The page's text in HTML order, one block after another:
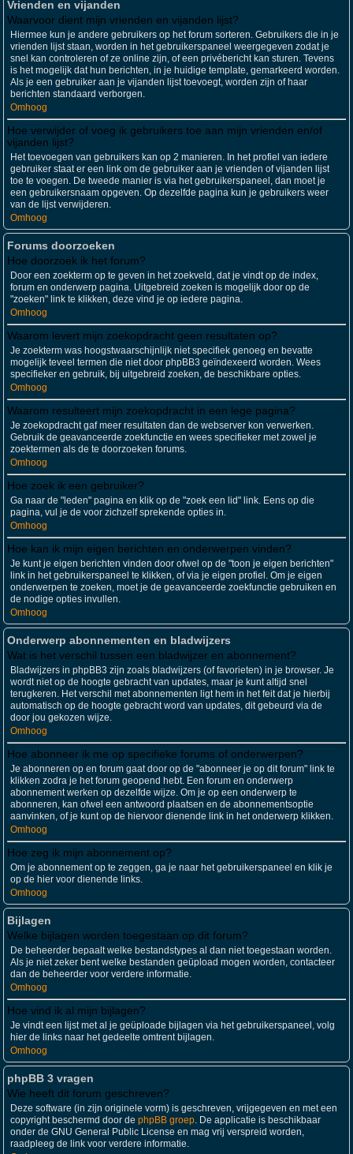
Vrienden en vijanden
Waarvoor dient mijn vrienden en vijanden lijst?
Hiermee kun je andere gebruikers op het forum sorteren. Gebruikers die in je
vrienden lijst staan, worden in het gebruikerspaneel weergegeven zodat je
snel kan controleren of ze online zijn, of een privébericht kan sturen. Tevens
is het mogelijk dat hun berichten, in je huidige template, gemarkeerd worden.
Als je een gebruiker aan je vijanden lijst toevoegt, worden zijn of haar
berichten standaard verborgen.
Omhoog
Hoe verwijder of voeg ik gebruikers toe aan mijn vrienden en/of
vijanden lijst?
Het toevoegen van gebruikers kan op 2 manieren. In het profiel van iedere
gebruiker staat er een link om de gebruiker aan je vrienden of vijanden lijst
toe te voegen. De tweede manier is via het gebruikerspaneel, dan moet je
een gebruikersnaam opgeven. Op dezelfde pagina kun je gebruikers weer
van de lijst verwijderen.
Omhoog
Forums doorzoeken
Hoe doorzoek ik het forum?
Door een zoekterm op te geven in het zoekveld, dat je vindt op de index,
forum en onderwerp pagina. Uitgebreid zoeken is mogelijk door op de
"zoeken" link te klikken, deze vind je op iedere pagina.
Omhoog
Waarom levert mijn zoekopdracht geen resultaten op?
Je zoekterm was hoogstwaarschijnlijk niet specifiek genoeg en bevatte
mogelijk teveel termen die niet door phpBB3 geïndexeerd worden. Wees
specifieker en gebruik, bij uitgebreid zoeken, de beschikbare opties.
Omhoog
Waarom resulteert mijn zoekopdracht in een lege pagina?
Je zoekopdracht gaf meer resultaten dan de webserver kon verwerken.
Gebruik de geavanceerde zoekfunctie en wees specifieker met zowel je
zoektermen als de te doorzoeken forums.
Omhoog
Hoe zoek ik een gebruiker?
Ga naar de "leden" pagina en klik op de "zoek een lid" link. Eens op die
pagina, vul je de voor zichzelf sprekende opties in.
Omhoog
Hoe kan ik mijn eigen berichten en onderwerpen vinden?
Je kunt je eigen berichten vinden door ofwel op de "toon je eigen berichten"
link in het gebruikerspaneel te klikken, of via je eigen profiel. Om je eigen
onderwerpen te zoeken, moet je de geavanceerde zoekfunctie gebruiken en
de nodige opties invullen.
Omhoog
Onderwerp abonnementen en bladwijzers
Wat is het verschil tussen een bladwijzer en abonnement?
Bladwijzers in phpBB3 zijn zoals bladwijzers (of favorieten) in je browser. Je
wordt niet op de hoogte gebracht van updates, maar je kunt altijd snel
terugkeren. Het verschil met abonnementen ligt hem in het feit dat je hierbij
automatisch op de hoogte gebracht word van updates, dit gebeurd via de
door jou gekozen wijze.
Omhoog
Hoe abonneer ik me op specifieke forums of onderwerpen?
Je abonneren op en forum gaat door op de "abonneer je op dit forum" link te
klikken zodra je het forum geopend hebt. Een forum en onderwerp
abonnement werken op dezelfde wijze. Om je op een onderwerp te
abonneren, kan ofwel een antwoord plaatsen en de abonnementsoptie
aanvinken, of je kunt op de hiervoor dienende link in het onderwerp klikken.
Omhoog
Hoe zeg ik mijn abonnement op?
Om je abonnement op te zeggen, ga je naar het gebruikerspaneel en klik je
op de hier voor dienende links.
Omhoog
Bijlagen
Welke bijlagen worden toegestaan op dit forum?
De beheerder bepaalt welke bestandstypes al dan niet toegestaan worden.
Als je niet zeker bent welke bestanden geüpload mogen worden, contacteer
dan de beheerder voor verdere informatie.
Omhoog
Hoe vind ik al mijn bijlagen?
Je vindt een lijst met al je geüploade bijlagen via het gebruikerspaneel, volg
hier de links naar het gedeelte omtrent bijlagen.
Omhoog
phpBB 3 vragen
Wie heeft dit forum geschreven?
Deze software (in zijn originele vorm) is geschreven, vrijgegeven en met een
copyright beschermd door de phpBB groep. De applicatie is beschikbaar
onder de GNU General Public License en mag vrij verspreid worden,
raadpleeg de link voor verdere informatie.